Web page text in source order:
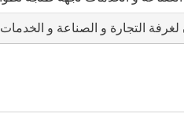
لغرفة التجارة و الصناعة و